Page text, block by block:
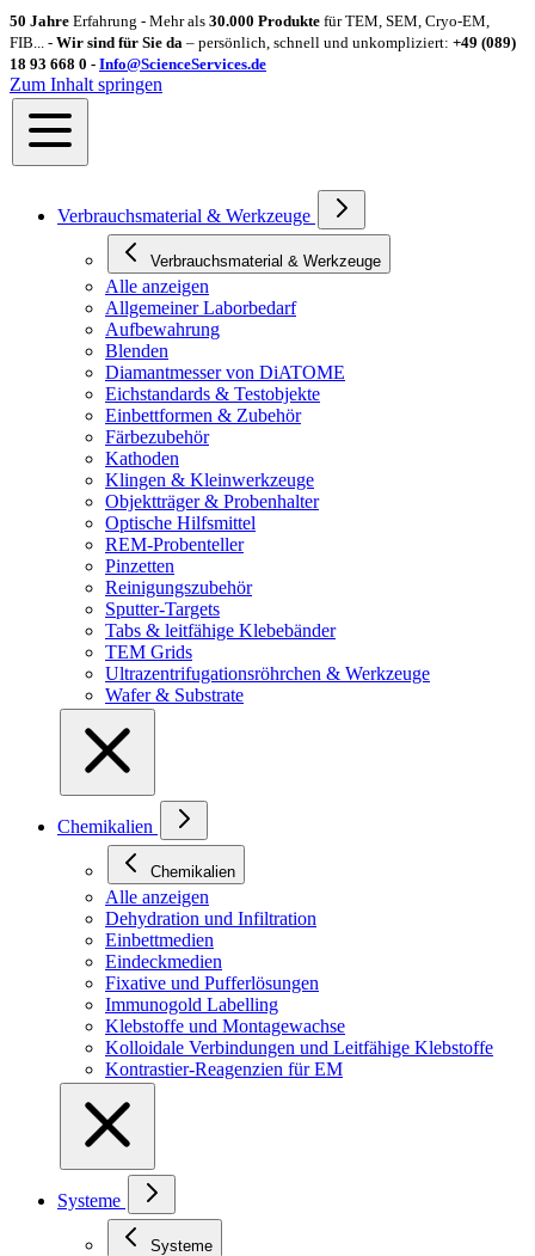
50 Jahre Erfahrung - Mehr als 30.000 Produkte für TEM, SEM, Cryo-EM,
FIB... - Wir sind für Sie da – persönlich, schnell und unkompliziert: +49 (089)
18 93 668 0 - Info@ScienceServices.de
Zum Inhalt springen
Verbrauchsmaterial & Werkzeuge
Verbrauchsmaterial & Werkzeuge
Alle anzeigen
Allgemeiner Laborbedarf
Aufbewahrung
Blenden
Diamantmesser von DiATOME
Eichstandards & Testobjekte
Einbettformen & Zubehör
Färbezubehör
Kathoden
Klingen & Kleinwerkzeuge
Objektträger & Probenhalter
Optische Hilfsmittel
REM-Probenteller
Pinzetten
Reinigungszubehör
Sputter-Targets
Tabs & leitfähige Klebebänder
TEM Grids
Ultrazentrifugationsröhrchen & Werkzeuge
Wafer & Substrate
Chemikalien
Chemikalien
Alle anzeigen
Dehydration und Infiltration
Einbettmedien
Eindeckmedien
Fixative und Pufferlösungen
Immunogold Labelling
Klebstoffe und Montagewachse
Kolloidale Verbindungen und Leitfähige Klebstoffe
Kontrastier-Reagenzien für EM
Systeme
Systeme